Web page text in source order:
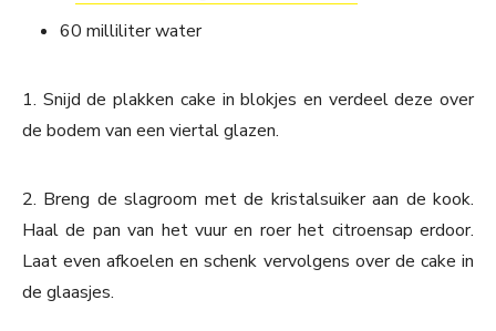
60 milliliter water
1. Snijd de plakken cake in blokjes en verdeel deze over
de bodem van een viertal glazen.
2. Breng de slagroom met de kristalsuiker aan de kook.
Haal de pan van het vuur en roer het citroensap erdoor.
Laat even afkoelen en schenk vervolgens over de cake in
de glaasjes.